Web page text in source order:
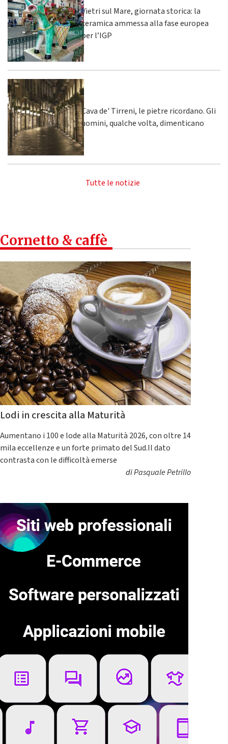
Vietri sul Mare, giornata storica: la
ceramica ammessa alla fase europea
per l’IGP
Cava de' Tirreni, le pietre ricordano. Gli
uomini, qualche volta, dimenticano
Tutte le notizie
Cornetto & caffè
Lodi in crescita alla Maturità
Aumentano i 100 e lode alla Maturità 2026, con oltre 14
mila eccellenze e un forte primato del Sud.Il dato
contrasta con le difficoltà emerse
diPasquale Petrillo